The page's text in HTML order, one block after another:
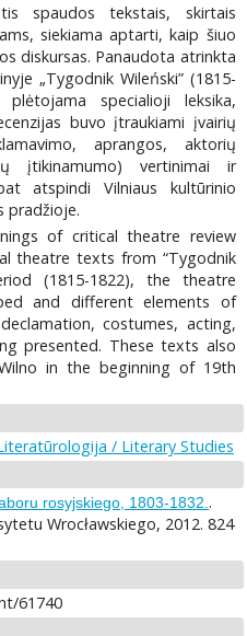
spaudos tekstais, skirtais
siekiama aptarti, kaip šiuo
diskursas. Panaudota atrinkta
„Tygodnik Wileński” (1815-
specialioji leksika,
buvo įtraukiami įvairių
aprangos, aktorių
įtikinamumo) vertinimai ir
atspindi Vilniaus kultūrinio
pradžioje.
of critical theatre review
theatre texts from “Tygodnik
(1815-1822), the theatre
and different elements of
costumes, acting,
presented. These texts also
in the beginning of 19th
/ Literary Studies
rosyjskiego, 1803-1832..
Wrocławskiego, 2012. 824
61740